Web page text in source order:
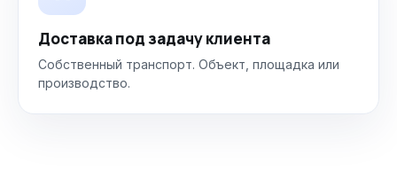
Доставка под задачу клиента
Собственный транспорт. Объект, площадка или
производство.